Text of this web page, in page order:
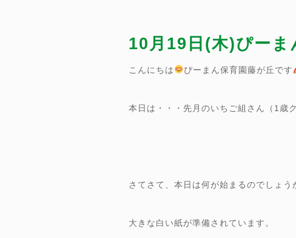
10月19日(木)ぴー
こんにちは ぴーまん保育園藤が丘です
本日は・・・先月のいちご組さん（1歳
さてさて、本日は何が始まるのでしょう
大きな白い紙が準備されています。